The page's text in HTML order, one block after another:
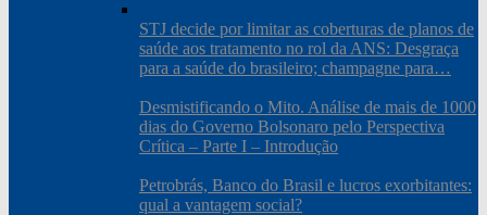
STJ decide por limitar as coberturas de planos de
saúde aos tratamento no rol da ANS: Desgraça
para a saúde do brasileiro; champagne para…
Desmistificando o Mito. Análise de mais de 1000
dias do Governo Bolsonaro pelo Perspectiva
Crítica – Parte I – Introdução
Petrobrás, Banco do Brasil e lucros exorbitantes:
qual a vantagem social?